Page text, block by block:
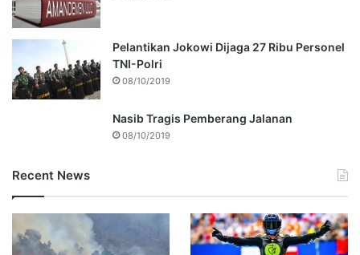
Pelantikan Jokowi Dijaga 27 Ribu Personel
TNI-Polri
08/10/2019
Nasib Tragis Pemberang Jalanan
08/10/2019
Recent News